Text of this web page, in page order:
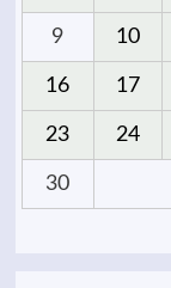
9 10
16 17
23 24
30